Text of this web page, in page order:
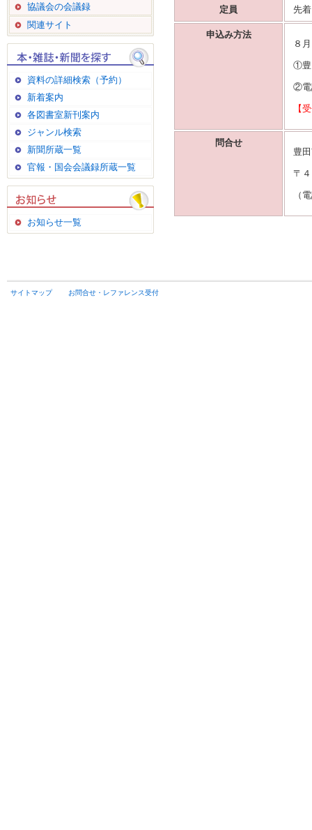
協議会の会議録
関連サイト
資料の詳細検索（予約）
新着案内
各図書室新刊案内
ジャンル検索
新聞所蔵一覧
官報・国会会議録所蔵一覧
お知らせ一覧
定員 先
申込み方法
８
①豊
②電
【
問合せ
豊
〒
（
サイトマップ お問合せ・レファレンス受付